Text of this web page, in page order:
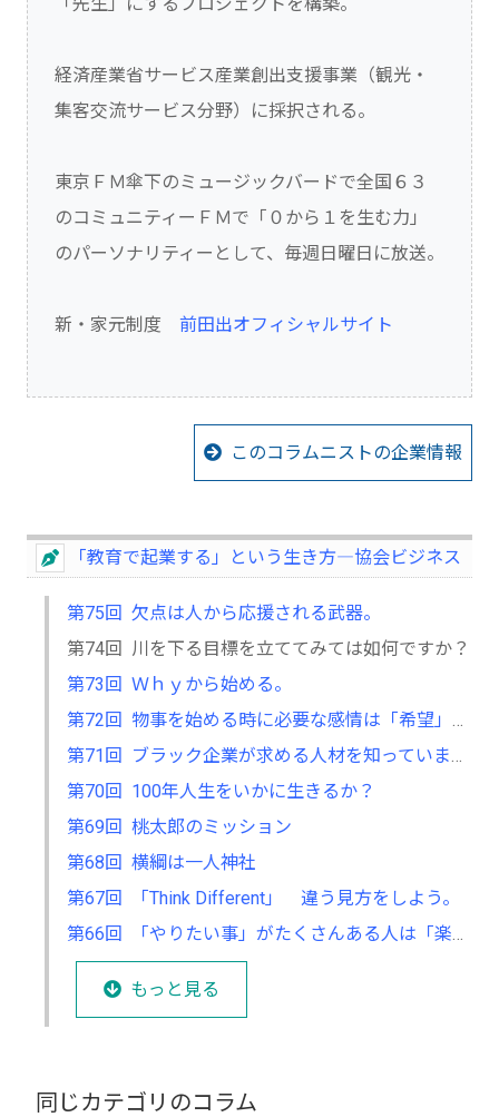
経済産業省サービス産業創出支援事業（観光・
集客交流サービス分野）に採択される。
東京ＦＭ傘下のミュージックバードで全国６３
のコミュニティーＦＭで「０から１を生む力」
のパーソナリティーとして、毎週日曜日に放送。
新・家元制度 前田出オフィシャルサイト
このコラムニストの企業情報
「教育で起業する」という生き方―協会ビジネス
第75回 欠点は人から応援される武器。
第74回 川を下る目標を立ててみては如何ですか？
第73回 Ｗｈｙから始める。
第70回 100年人生をいかに生きるか？
第69回 桃太郎のミッション
第68回 横綱は一人神社
第67回 「Think Different」 違う見方をしよう。
もっと見る
同じカテゴリのコラム